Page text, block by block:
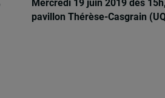
Mercredi 19 juin 2019 dès
pavillon Thérèse-Casgrain